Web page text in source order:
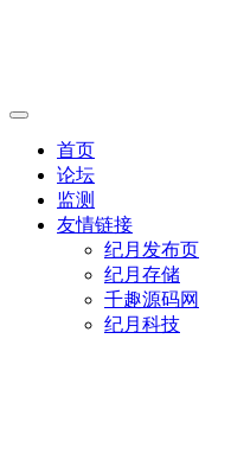
首页
论坛
监测
友情链接
纪月发布页
纪月存储
千趣源码网
纪月科技